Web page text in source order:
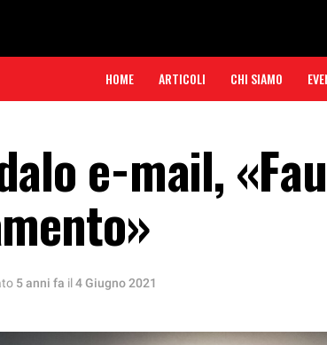
HOME ARTICOLI CHI SIAMO
e-mail,
5 anni fa il4 Giugno 2021